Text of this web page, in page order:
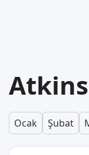
Ocak Şubat